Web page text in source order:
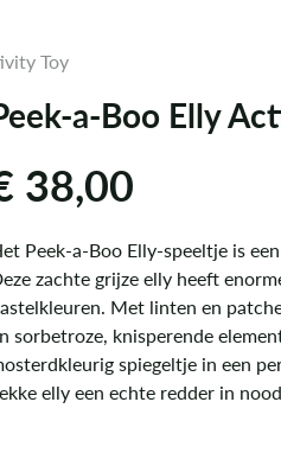
Toy
a-Boo Elly
38,00
Peek-a-Boo Elly-speeltje is
zachte grijze elly heeft
Met linten en
sorbetroze, knisperende
spiegeltje in een
elly een echte redder in